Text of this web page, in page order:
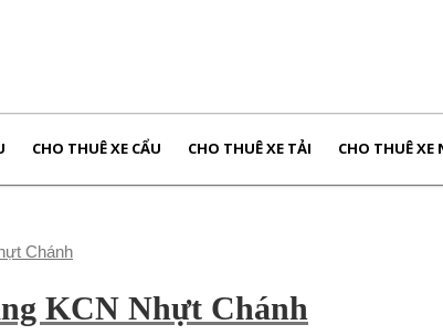
CHO THUÊ XE CẨU CHO THUÊ XE TẢI CHO THUÊ XE
KCN Nhựt Chánh